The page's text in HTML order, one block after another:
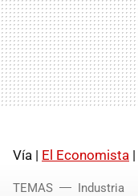
Vía | El Economista |
TEMAS Industria